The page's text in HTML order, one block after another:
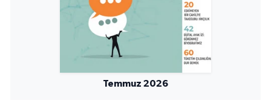
Temmuz 2026